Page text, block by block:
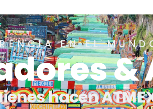
EN EL
&
hacen